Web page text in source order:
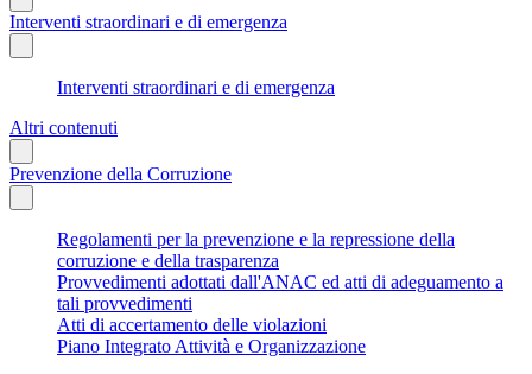
Interventi straordinari e di emergenza
Interventi straordinari e di emergenza
Altri contenuti
Prevenzione della Corruzione
Regolamenti per la prevenzione e la repressione della
corruzione e della trasparenza
Provvedimenti adottati dall'ANAC ed atti di adeguamento a
tali provvedimenti
Atti di accertamento delle violazioni
Piano Integrato Attività e Organizzazione